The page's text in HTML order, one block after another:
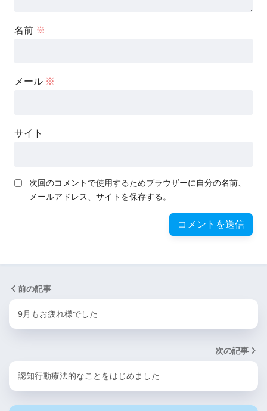
名前 ※
メール ※
サイト
次回のコメントで使用するためブラウザーに自分の名前、
メールアドレス、サイトを保存する。
前の記事
9月もお疲れ様でした
次の記事
認知行動療法的なことをはじめました